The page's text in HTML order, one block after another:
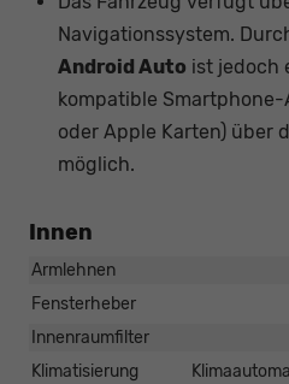
Navigationssystem.
Android Auto ist jedoch
kompatible Smartphone-
oder Apple Karten) über
möglich.
Innen
Armlehnen
Fensterheber
Innenraumfilter
Klimatisierung